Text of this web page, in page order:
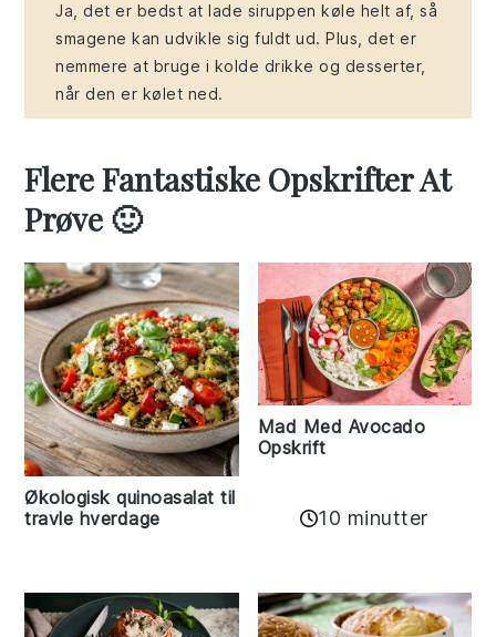
Ja, det er bedst at lade siruppen køle helt af, så
smagene kan udvikle sig fuldt ud. Plus, det er
nemmere at bruge i kolde drikke og desserter,
når den er kølet ned.
Flere Fantastiske Opskrifter At
Prøve 🙂
Økologisk quinoasalat til
travle hverdage
Mad Med Avocado
Opskrift
10 minutter